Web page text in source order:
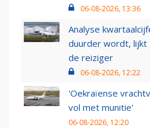
06-08-2026, 13:36
Analyse
duurder wordt,
de reiziger
06-08-2026, 12:22
'Oekraïense
vol met munitie'
06-08-2026, 12:20